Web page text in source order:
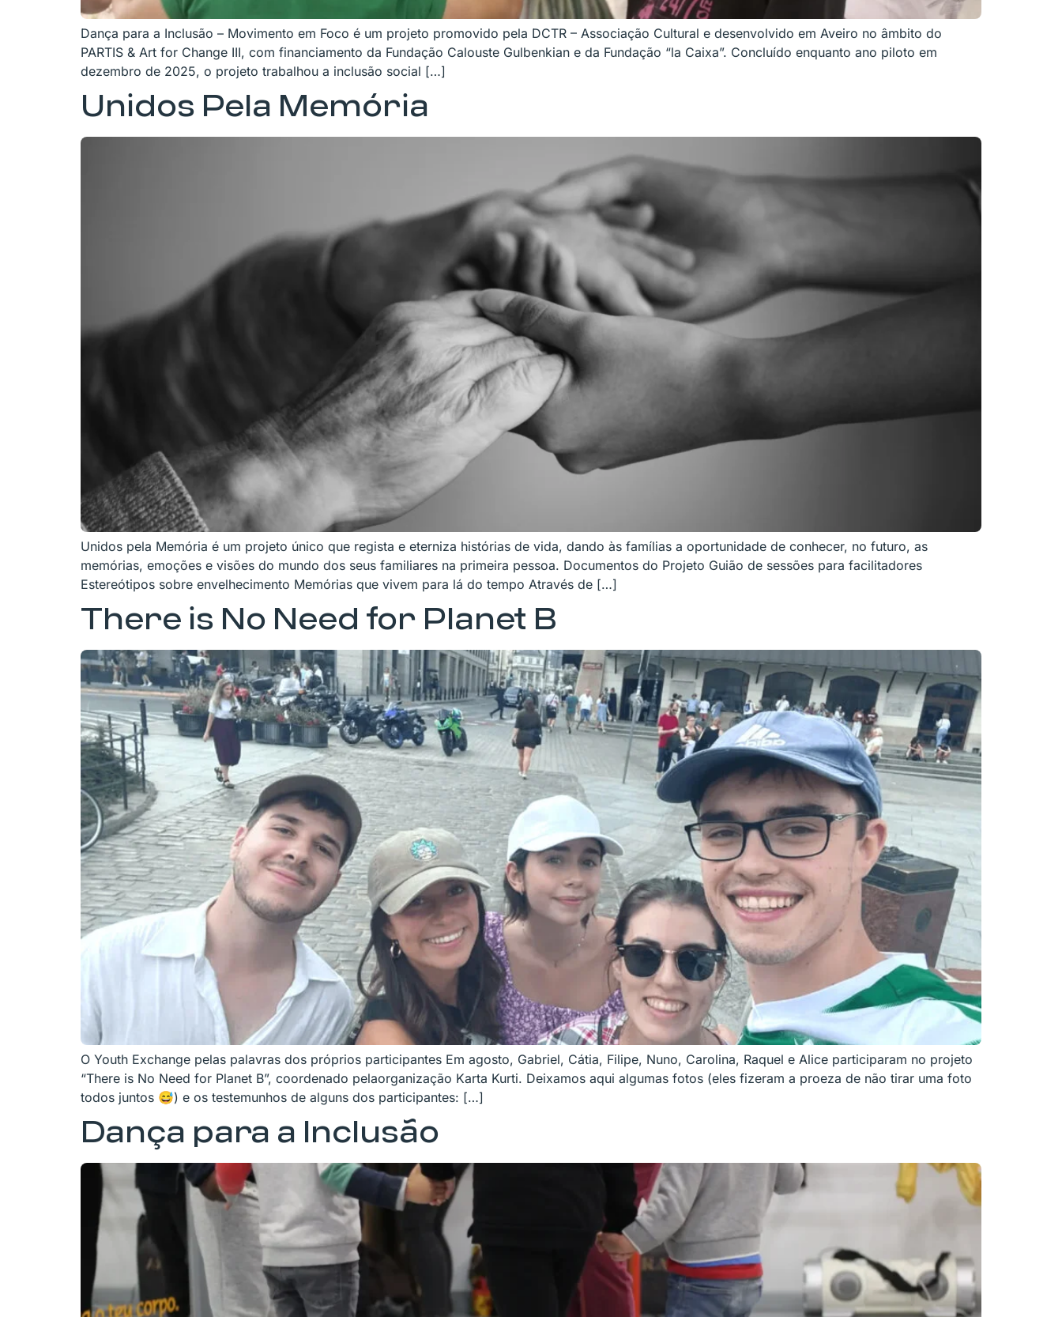
Dança para a Inclusão – Movimento em Foco é um projeto promovido pela DCTR – Associação Cultural e desenvolvido em Aveiro no âmbito do
PARTIS & Art for Change III, com financiamento da Fundação Calouste Gulbenkian e da Fundação “la Caixa”. Concluído enquanto ano piloto em
dezembro de 2025, o projeto trabalhou a inclusão social […]
Unidos Pela Memória
Unidos pela Memória é um projeto único que regista e eterniza histórias de vida, dando às famílias a oportunidade de conhecer, no futuro, as
memórias, emoções e visões do mundo dos seus familiares na primeira pessoa. Documentos do Projeto Guião de sessões para facilitadores
Estereótipos sobre envelhecimento Memórias que vivem para lá do tempo Através de […]
There is No Need for Planet B
O Youth Exchange pelas palavras dos próprios participantes Em agosto, Gabriel, Cátia, Filipe, Nuno, Carolina, Raquel e Alice participaram no projeto
“There is No Need for Planet B”, coordenado pelaorganização Karta Kurti. Deixamos aqui algumas fotos (eles fizeram a proeza de não tirar uma foto
todos juntos 😅) e os testemunhos de alguns dos participantes: […]
Dança para a Inclusão